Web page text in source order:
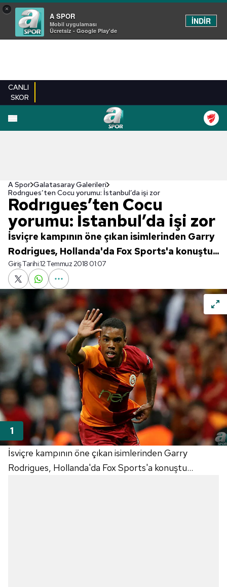
×
A SPOR
Mobil uygulaması
Ücretsiz - Google Play'de
İNDİR
CANLI
SKOR
EN YENILER
A Spor Galatasaray Galerileri
Rodrıgues’ten Cocu yorumu: İstanbul’da işi zor
Rodrıgues’ten Cocu
yorumu: İstanbul’da işi zor
İsviçre kampının öne çıkan isimlerinden Garry
Rodrigues, Hollanda'da Fox Sports'a konuştu...
Giriş Tarihi:12 Temmuz 2018 01:07
İsviçre kampının öne çıkan isimlerinden Garry
Rodrigues, Hollanda'da Fox Sports'a konuştu...